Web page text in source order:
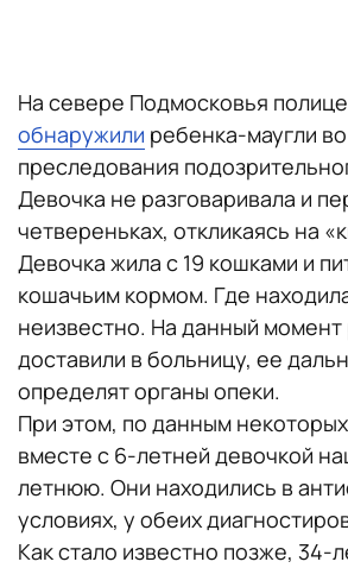
На севере Подмосковья
обнаружили ребенка-маугли
преследования
Девочка не разговаривала и
четвереньках, откликаясь на
Девочка жила с 19 кошками и
кошачьим кормом. Где
неизвестно. На данный момент
доставили в больницу, ее
определят органы опеки.
При этом, по данным
вместе с 6-летней девочкой
летнюю. Они находились в
условиях, у обеих
Как стало известно позже, 34-